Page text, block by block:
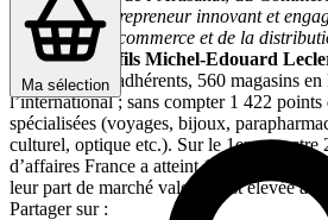
Ma sélection
à saluer« l’entrepreneur innovant et
l’évolution du commerce et de la
2005 par son fils Michel-Edouard
comptent 530 adhérents, 560 magasins
l’international ; sans compter 1 422 points
spécialisées (voyages, bijoux,
culturel, optique etc.). Sur le 1er
d’affaires France a atteint 15,206 Mds€
leur part de marché valeur s’est élevée à
Partager sur :